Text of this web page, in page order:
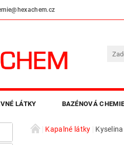
LÁTKY BAZÉNOVÁ CHEMIE
ČISTIČE LEPIDLA A
Kapalné látky